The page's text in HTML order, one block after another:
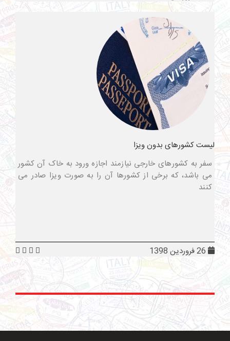
لیست کشورهای بدون ویزا
سفر به کشورهای خارجی نیازمند اجازه ورود به خاک آن کشور
می باشد، که برخی از کشورها آن را به صورت ویزا صادر می
کنند